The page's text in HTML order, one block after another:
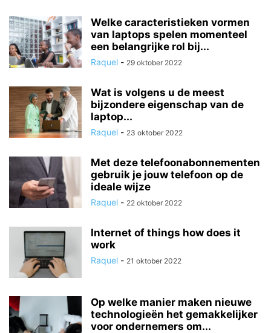
Welke caracteristieken vormen
van laptops spelen momenteel
een belangrijke rol bij...
Raquel - 29 oktober 2022
Wat is volgens u de meest
bijzondere eigenschap van de
laptop...
Raquel - 23 oktober 2022
Met deze telefoonabonnementen
gebruik je jouw telefoon op de
ideale wijze
Raquel - 22 oktober 2022
Internet of things how does it
work
Raquel - 21 oktober 2022
Op welke manier maken nieuwe
technologieën het gemakkelijker
voor ondernemers om...